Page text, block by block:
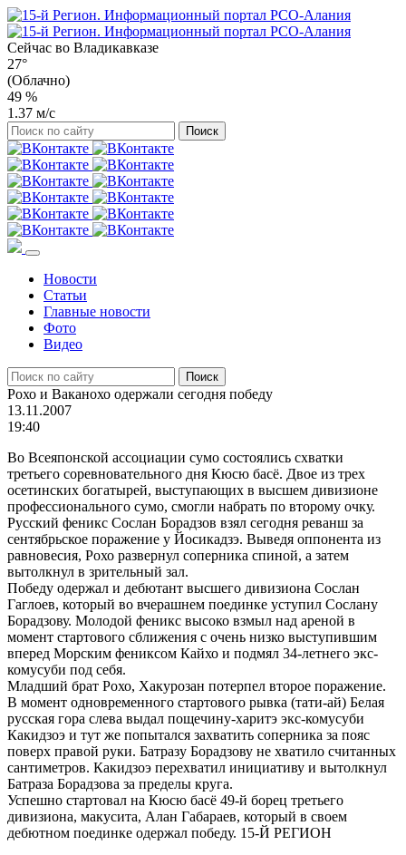
Сейчас во Владикавказе
27°
(Облачно)
49 %
1.37 м/с
Новости
Статьи
Главные новости
Фото
Видео
Рохо и Ваканохо одержали сегодня победу
13.11.2007
19:40
Во Всеяпонской ассоциации сумо состоялись схватки
третьего соревновательного дня Кюсю басё. Двое из трех
осетинских богатырей, выступающих в высшем дивизионе
профессионального сумо, смогли набрать по второму очку.
Русский феникс Сослан Борадзов взял сегодня реванш за
сентябрьское поражение у Йосикадзэ. Выведя оппонента из
равновесия, Рохо развернул соперника спиной, а затем
вытолкнул в зрительный зал.
Победу одержал и дебютант высшего дивизиона Сослан
Гаглоев, который во вчерашнем поединке уступил Сослану
Борадзову. Молодой феникс высоко взмыл над ареной в
момент стартового сближения с очень низко выступившим
вперед Морским фениксом Кайхо и подмял 34-летнего экс-
комусуби под себя.
Младший брат Рохо, Хакурозан потерпел второе поражение.
В момент одновременного стартового рывка (тати-ай) Белая
русская гора слева выдал пощечину-харитэ экс-комусуби
Какидзоэ и тут же попытался захватить соперника за пояс
поверх правой руки. Батразу Борадзову не хватило считанных
сантиметров. Какидзоэ перехватил инициативу и вытолкнул
Батраза Борадзова за пределы круга.
Успешно стартовал на Кюсю басё 49-й борец третьего
дивизиона, макусита, Алан Габараев, который в своем
дебютном поединке одержал победу. 15-Й РЕГИОН